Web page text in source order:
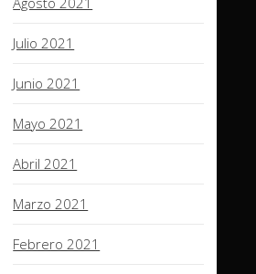
Julio 2021
Junio 2021
Mayo 2021
Abril 2021
Marzo 2021
Febrero 2021